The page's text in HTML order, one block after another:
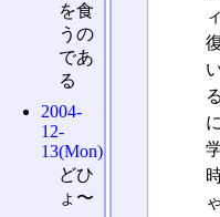
を食
うの
であ
る
2004-
12-
13(Mon)
どひ
ょ〜